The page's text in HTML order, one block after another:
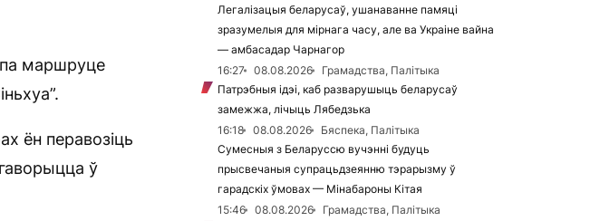
па маршруце
ён перавозіць
ў
Легалізацыя беларусаў, ушанаванне памяці
зразумелыя для мірнага часу, але ва Украіне вайна
— амбасадар Чарнагор
16:27
08.08.2026
Грамадства, Палітыка
Патрэбныя ідэі, каб разварушыць беларусаў
замежжа, лічыць Лябедзька
16:18
08.08.2026
Бяспека, Палітыка
Сумесныя з Беларуссю вучэнні будуць
прысвечаныя супрацьдзеянню тэрарызму ў
гарадскіх ўмовах — Мінабароны Кітая
15:46
08.08.2026
Грамадства, Палітыка